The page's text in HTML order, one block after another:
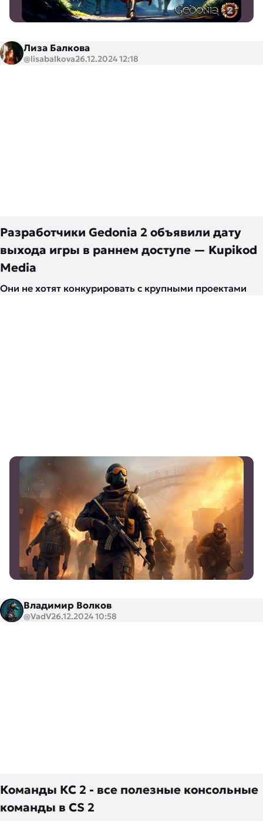
Разработчики Gedonia 2 объявили дату
выхода игры в раннем доступе — Kupikod
Media
Они не хотят конкурировать с крупными проектами
Лиза Балкова
@lisabalkova26.12.2024 12:18
Команды КС 2 - все полезные консольные
команды в CS 2
Владимир Волков
@VadV26.12.2024 10:58